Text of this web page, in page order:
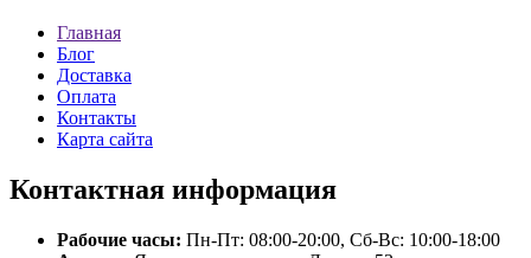
Главная
Блог
Доставка
Оплата
Контакты
Карта сайта
Контактная информация
Рабочие часы: Пн-Пт: 08:00-20:00, Сб-Вс: 10:00-18:00